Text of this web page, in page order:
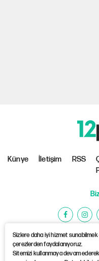
Sizlere daha iyi hizmet sunabilmek
çerezlerden faydalanıyoruz.
Sitemizi kullanmaya devam
Künye İletişim RSS